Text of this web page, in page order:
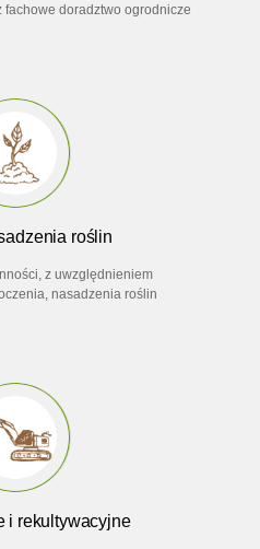
fachowe doradztwo ogrodnicze
roślin
z uwzględnieniem
nasadzenia roślin
i rekultywacyjne